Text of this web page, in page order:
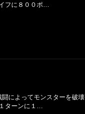
フに８００ポ…
によってモンスターを破壊
ターンに１…